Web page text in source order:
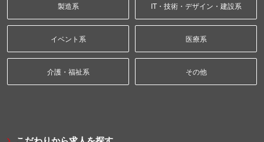
製造系 IT・技術・デザイン・建設系
イベント系 医療系
介護・福祉系 その他